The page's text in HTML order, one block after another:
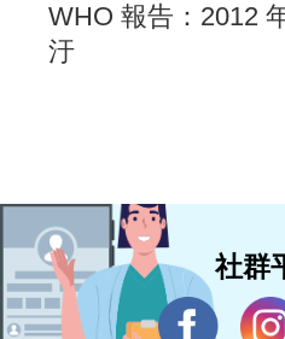
WHO 報告：2012
汙
社群